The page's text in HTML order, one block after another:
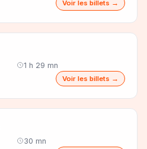
Voir les billets →
1 h 29 mn
Voir les billets →
30 mn